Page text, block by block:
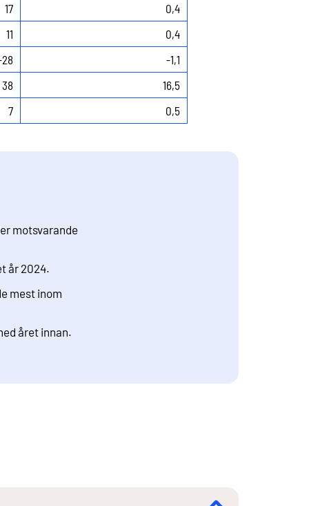
17
0,4
11
0,4
-1,1
38
16,5
7 0,5
motsvarande
år 2024.
mest inom
året innan.